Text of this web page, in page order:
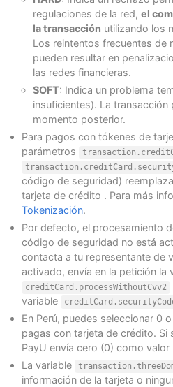
regulaciones de la red, el
la transacción utilizando los
Los reintentos frecuentes de
pueden resultar en
las redes financieras.
SOFT: Indica un problema
insuficientes). La transacción
momento posterior.
Para pagos con tókenes de
parámetros
código de seguridad)
tarjeta de crédito . Para más
Tokenización.
Por defecto, el procesamiento
código de seguridad no está
contacta a tu representante de
activado, envía en la petición la
creditCard.processWithoutCvv2
variable
En Perú, puedes seleccionar 0
pagas con tarjeta de crédito. Si
PayU envía cero (0) como
La variable
información de la tarjeta o